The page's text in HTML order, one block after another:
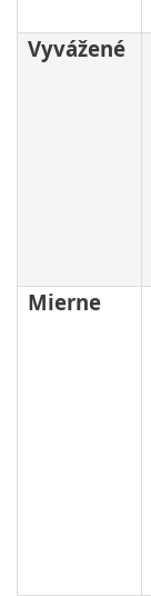
Vyvážené
Mierne